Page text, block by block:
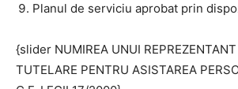
Planul de serviciu aprobat prin
{slider NUMIREA UNUI
TUTELARE PENTRU ASISTAREA